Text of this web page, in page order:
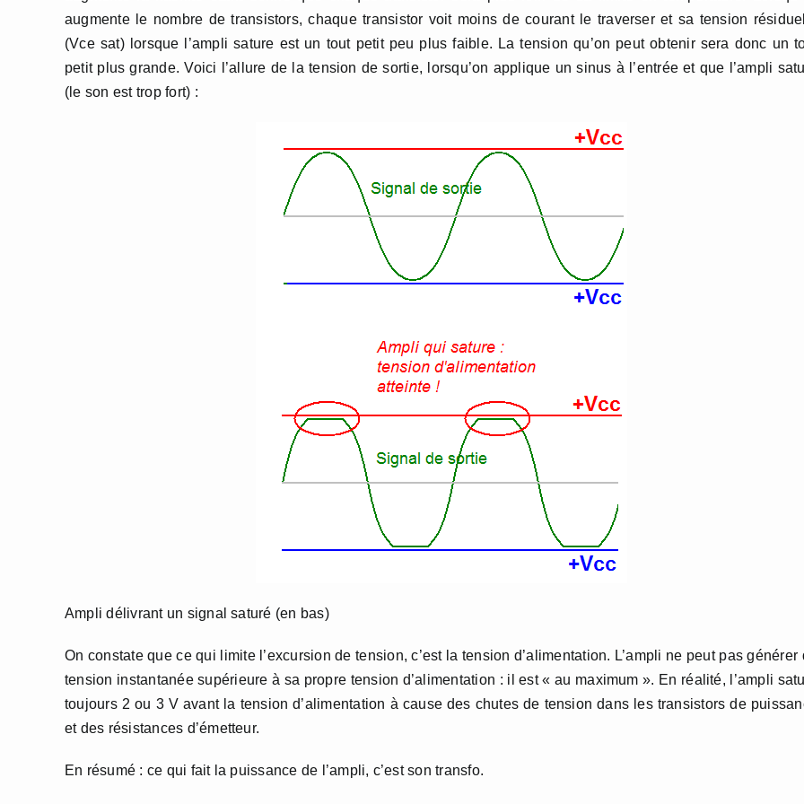
augmente le nombre de transistors, chaque transistor voit moins de courant le traverser et sa tension
(Vce sat) lorsque l’ampli sature est un tout petit peu plus faible. La tension qu’on peut obtenir sera donc un
petit plus grande. Voici l’allure de la tension de sortie, lorsqu’on applique un sinus à l’entrée et que l’ampli
(le son est trop fort) :
Ampli délivrant un signal saturé (en bas)
On constate que ce qui limite l’excursion de tension, c’est la tension d’alimentation. L’ampli ne peut pas générer
tension instantanée supérieure à sa propre tension d’alimentation : il est « au maximum ». En réalité, l’ampli
toujours 2 ou 3 V avant la tension d’alimentation à cause des chutes de tension dans les transistors de
et des résistances d’émetteur.
En résumé : ce qui fait la puissance de l’ampli, c’est son transfo.